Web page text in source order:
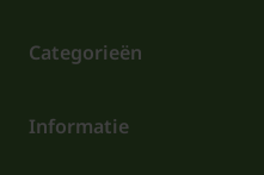
Categorieën
Informatie